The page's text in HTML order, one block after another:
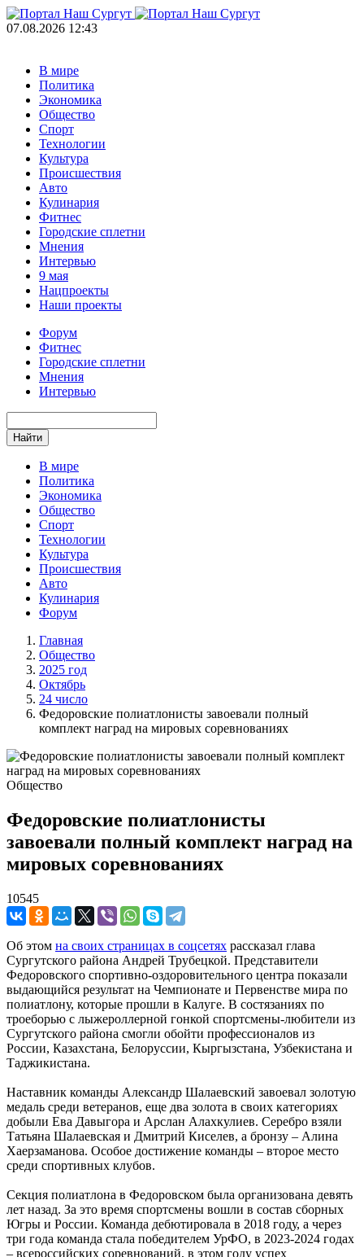
07.08.2026 12:43
В мире
Политика
Экономика
Общество
Спорт
Технологии
Культура
Происшествия
Авто
Кулинария
Фитнес
Городские сплетни
Мнения
Интервью
9 мая
Нацпроекты
Наши проекты
Форум
Фитнес
Городские сплетни
Мнения
Интервью
Найти
В мире
Политика
Экономика
Общество
Спорт
Технологии
Культура
Происшествия
Авто
Кулинария
Форум
Главная
Общество
2025 год
Октябрь
24 число
Федоровские полиатлонисты завоевали полный
комплект наград на мировых соревнованиях
Общество
Федоровские полиатлонисты
завоевали полный комплект наград на
мировых соревнованиях
10545
Об этом на своих страницах в соцсетях рассказал глава
Сургутского района Андрей Трубецкой. Представители
Федоровского спортивно-оздоровительного центра показали
выдающийся результат на Чемпионате и Первенстве мира по
полиатлону, которые прошли в Калуге. В состязаниях по
троеборью с лыжероллерной гонкой спортсмены-любители из
Сургутского района смогли обойти профессионалов из
России, Казахстана, Белоруссии, Кыргызстана, Узбекистана и
Таджикистана.
Наставник команды Александр Шалаевский завоевал золотую
медаль среди ветеранов, еще два золота в своих категориях
добыли Ева Давыгора и Арслан Алахкулиев. Серебро взяли
Татьяна Шалаевская и Дмитрий Киселев, а бронзу – Алина
Хаерзаманова. Особое достижение команды – второе место
среди спортивных клубов.
Секция полиатлона в Федоровском была организована девять
лет назад. За это время спортсмены вошли в состав сборных
Югры и России. Команда дебютировала в 2018 году, а через
три года команда стала победителем УрФО, в 2023-2024 годах
– всероссийских соревнований, в этом году успех